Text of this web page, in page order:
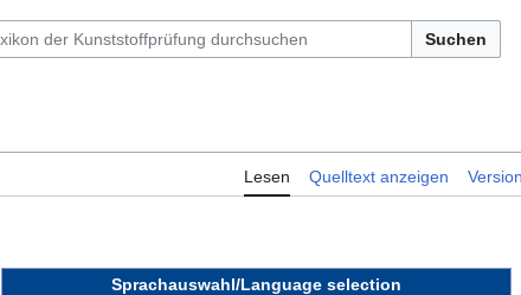
Suchen
Lesen Quelltext anzeigen
Sprachauswahl/Language selection